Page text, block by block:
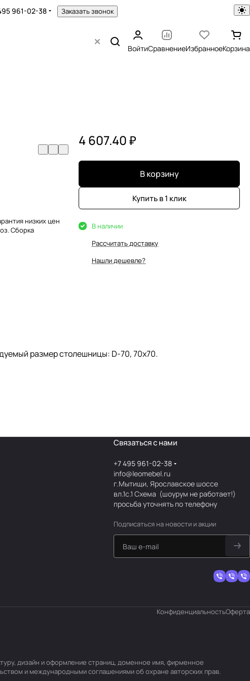
961-02-38 Заказать звонок
ВойтиСравнениеИзбранноеКорзина
низких цен
Сборка
4 607.40 ₽
В корзину
Купить в 1 клик
В наличии
Рассчитать доставку
Нашли дешевле?
размер столешницы: D-70, 70х70.
Связаться с нами
+7 495 961-02-38
info@leomebel.ru
г.Мытищи, Ярославское шоссе
вл.1с.1Схема (шоурум не работает!)
просьба уточнять по телефону
Подписаться на новости и акции
КонфиденциальностьОферта
дизайн и оформление страниц, доменное имя, фирменное
и международными соглашениями об охране авторских прав.